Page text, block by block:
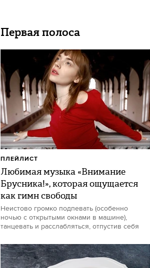
Первая полоса
Любимая музыка «Внимание
Брусника!», которая ощущается
как гимн свободы
Неистово громко подпевать (особенно
ночью с открытыми окнами в машине),
танцевать и расслабляться, отпустив себя
ПЛЕЙЛИСТ